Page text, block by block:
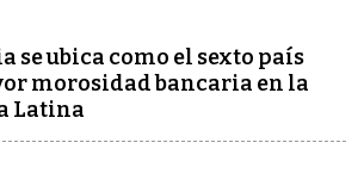
se ubica como el sexto país
morosidad bancaria en la
Latina